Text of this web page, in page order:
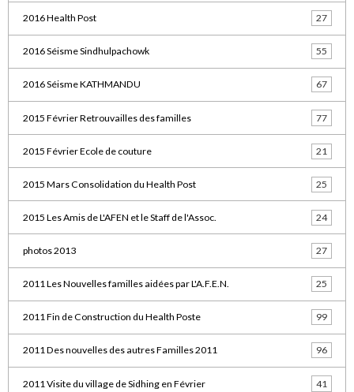
2016 Health Post 27
2016 Séisme Sindhulpachowk 55
2016 Séisme KATHMANDU 67
2015 Février Retrouvailles des familles 77
2015 Février Ecole de couture 21
2015 Mars Consolidation du Health Post 25
2015 Les Amis de L'AFEN et le Staff de l'Assoc. 24
photos 2013 27
2011 Les Nouvelles familles aidées par L'A.F.E.N. 25
2011 Fin de Construction du Health Poste 99
2011 Des nouvelles des autres Familles 2011 96
2011 Visite du village de Sidhing en Février 41